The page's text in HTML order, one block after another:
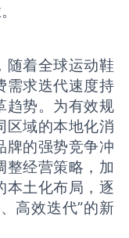
随着全球运动鞋
需求迭代速度持
趋势。为有效规
区域的本地化消
牌的强势竞争冲
整经营策略，加
本土化布局，逐
高效迭代”的新